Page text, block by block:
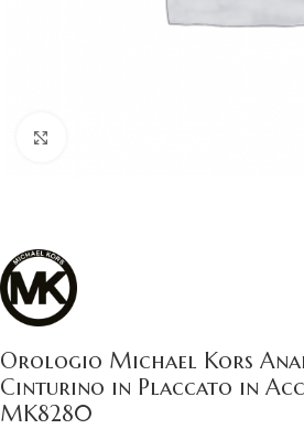
Orologio Michael Kors
Cinturino in Placcato in
MK8280